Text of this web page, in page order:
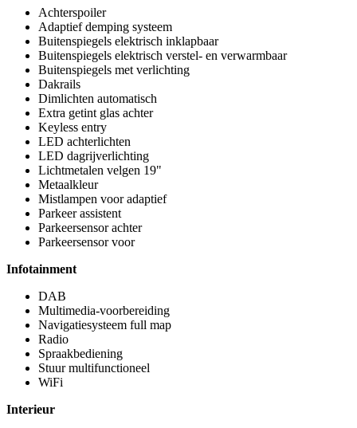
Achterspoiler
Adaptief demping systeem
Buitenspiegels elektrisch inklapbaar
Buitenspiegels elektrisch verstel- en verwarmbaar
Buitenspiegels met verlichting
Dakrails
Dimlichten automatisch
Extra getint glas achter
Keyless entry
LED achterlichten
LED dagrijverlichting
Lichtmetalen velgen 19"
Metaalkleur
Mistlampen voor adaptief
Parkeer assistent
Parkeersensor achter
Parkeersensor voor
Infotainment
DAB
Multimedia-voorbereiding
Navigatiesysteem full map
Radio
Spraakbediening
Stuur multifunctioneel
WiFi
Interieur